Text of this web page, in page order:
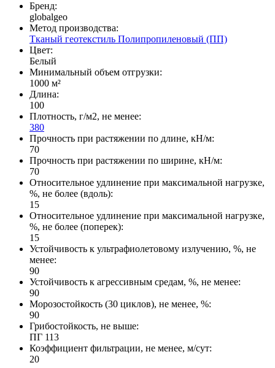
Бренд:
globalgeo
Метод производства:
Тканый геотекстиль Полипропиленовый (ПП)
Цвет:
Белый
Минимальный объем отгрузки:
1000 м²
Длина:
100
Плотность, г/м2, не менее:
380
Прочность при растяжении по длине, кН/м:
70
Прочность при растяжении по ширине, кН/м:
70
Относительное удлинение при максимальной нагрузке,
%, не более (вдоль):
15
Относительное удлинение при максимальной нагрузке,
%, не более (поперек):
15
Устойчивость к ультрафиолетовому излучению, %, не
менее:
90
Устойчивость к агрессивным средам, %, не менее:
90
Морозостойкость (30 циклов), не менее, %:
90
Грибостойкость, не выше:
ПГ 113
Коэффициент фильтрации, не менее, м/сут:
20